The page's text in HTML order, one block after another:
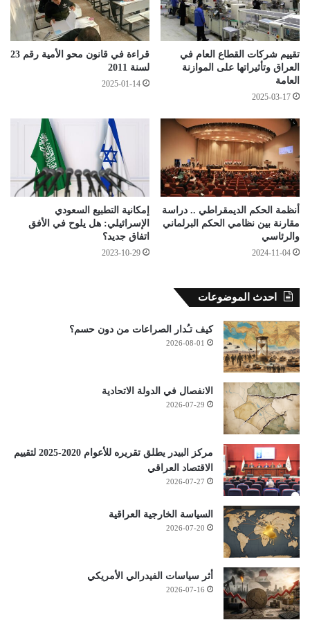
تقييم شركات القطاع العام في
العراق وتأثيراتها على الموازنة
العامة
2025-03-17
قراءة في قانون محو الأمية رقم 23
لسنة 2011
2025-01-14
أنظمة الحكم الديمقراطي .. دراسة
مقارنة بين نظامي الحكم البرلماني
والرئاسي
2024-11-04
إمكانية التطبيع السعودي
الإسرائيلي: هل يلوح في الأفق
اتفاق جديد؟
2023-10-29
احدث الموضوعات
كيف تـُدار الصراعات من دون حسم؟
2026-08-01
الانفصال في الدولة الاتحادية
2026-07-29
مركز البيدر يطلق تقريره للأعوام 2020-2025 لتقييم
الاقتصاد العراقي
2026-07-27
السياسة الخارجية العراقية
2026-07-20
أثر سياسات الفيدرالي الأمريكي
2026-07-16